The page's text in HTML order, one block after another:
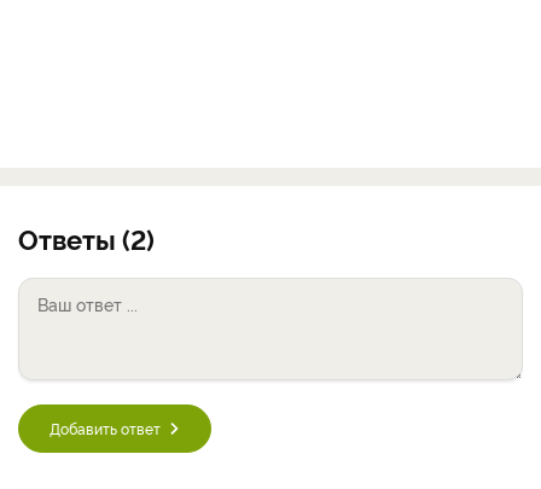
Ответы (2)
Добавить ответ